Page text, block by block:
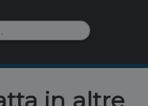
in altre